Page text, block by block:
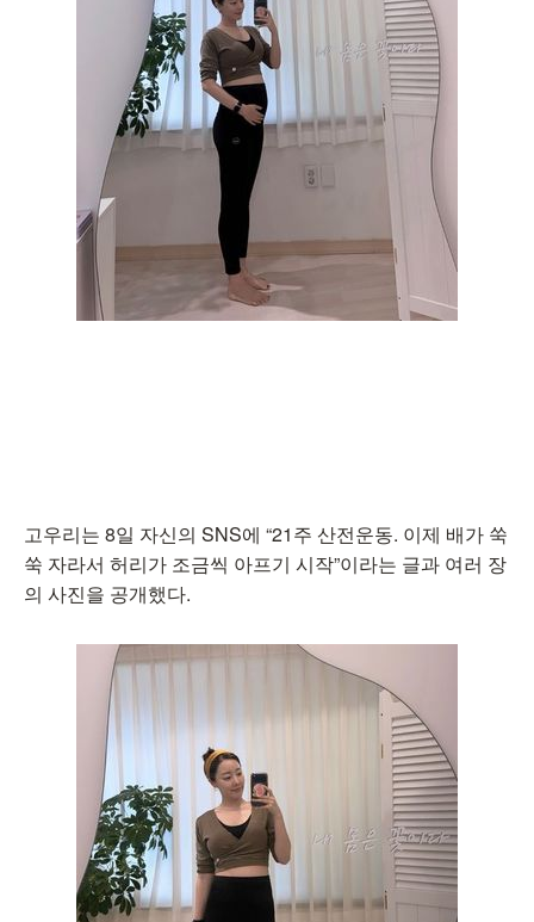
고우리는 8일 자신의 SNS에 “21주 산전운동. 이제 배가 쑥
쑥 자라서 허리가 조금씩 아프기 시작”이라는 글과 여러 장
의 사진을 공개했다.